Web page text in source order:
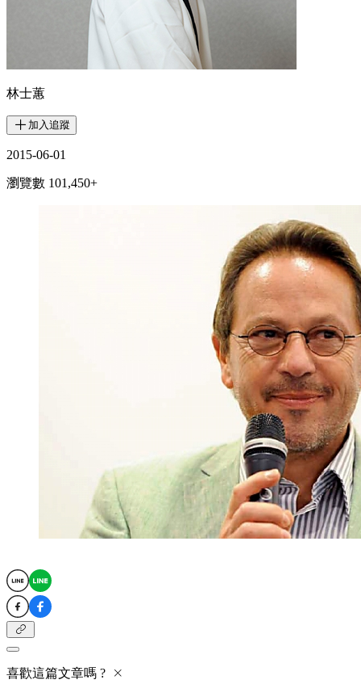
林士蕙
加入追蹤
2015-06-01
瀏覽數 101,450+
喜歡這篇文章嗎 ?